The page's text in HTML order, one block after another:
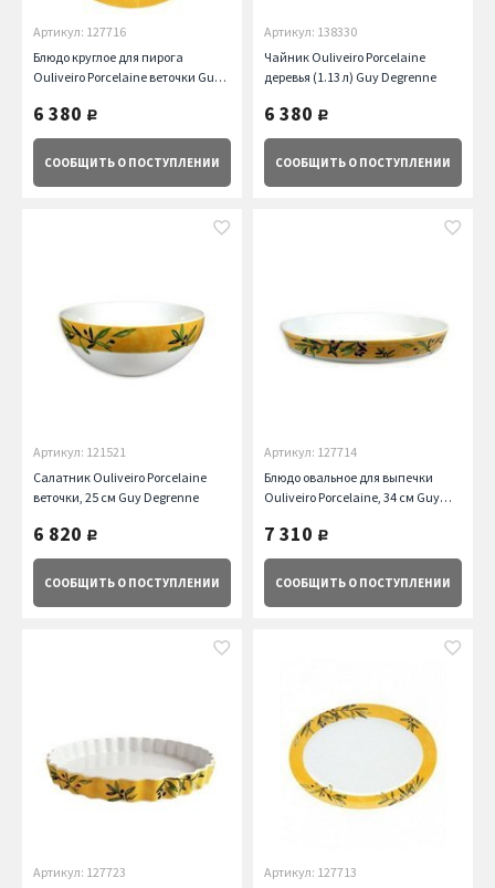
Артикул: 127716
Блюдо круглое для пирога
Ouliveiro Porcelaine веточки Guy
6 380 руб.
СООБЩИТЬ О ПОСТУПЛЕНИИ
Артикул: 138330
Чайник Ouliveiro Porcelaine
деревья (1.13 л) Guy Degrenne
6 380 руб.
СООБЩИТЬ О ПОСТУПЛЕНИИ
Артикул: 121521
Салатник Ouliveiro Porcelaine
веточки, 25 см Guy Degrenne
6 820 руб.
СООБЩИТЬ О ПОСТУПЛЕНИИ
Артикул: 127714
Блюдо овальное для выпечки
Ouliveiro Porcelaine, 34 см Guy
7 310 руб.
СООБЩИТЬ О ПОСТУПЛЕНИИ
Артикул: 127723
Артикул: 127713